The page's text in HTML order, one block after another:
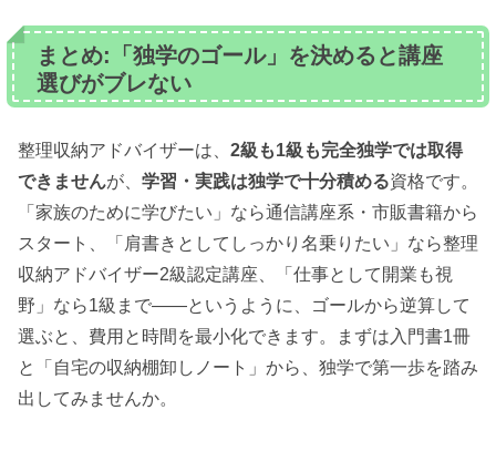
まとめ:「独学のゴール」を決めると講座
選びがブレない
整理収納アドバイザーは、 2級も1級も完全独学では取得
できませんが、 学習・実践は独学で十分積める資格です。
「家族のために学びたい」なら通信講座系・市販書籍から
スタート、「肩書きとしてしっかり名乗りたい」なら整理
収納アドバイザー2級認定講座、「仕事として開業も視
野」なら1級まで——というように、ゴールから逆算して
選ぶと、費用と時間を最小化できます。まずは入門書1冊
と「自宅の収納棚卸しノート」から、独学で第一歩を踏み
出してみませんか。